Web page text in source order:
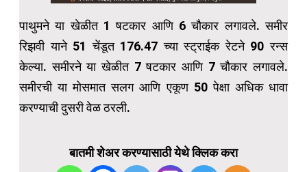
पाथुमने या खेळीत 1 षटकार आणि 6 चौकार लगावले. समीर
रिझवी याने 51 चेंडूत 176.47 च्या स्ट्राईक रेटने 90 रन्स
केल्या. समीरने या खेळीत 7 षटकार आणि 7 चौकार लगावले.
समीरची या मोसमात सलग आणि एकूण 50 पेक्षा अधिक धावा
करण्याची दुसरी वेळ ठरली.
बातमी शेअर करण्यासाठी येथे क्लिक करा